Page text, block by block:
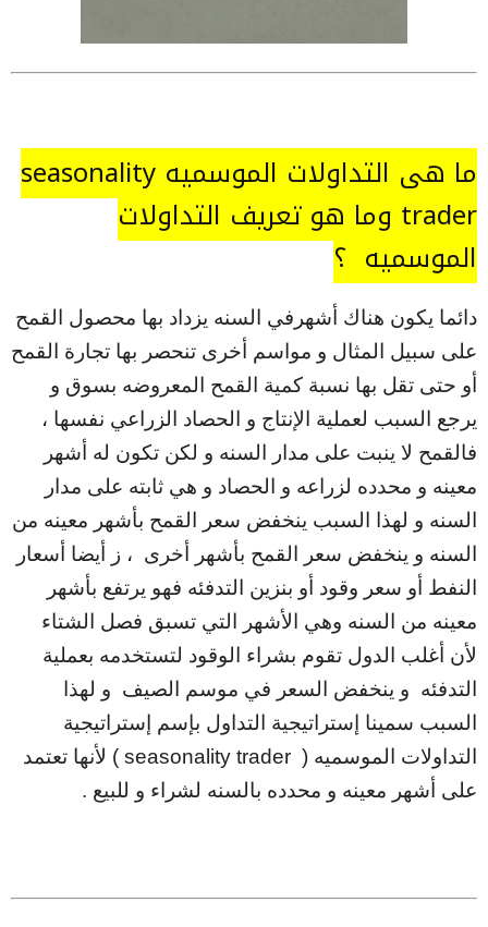
ما هي التداولات الموسميه seasonality
trader وما هو تعريف التداولات
الموسميه ؟
دائما يكون هناك أشهرفي السنه يزداد بها محصول القمح
على سبيل المثال و مواسم أخرى تنحصر بها تجارة القمح
أو حتى تقل بها نسبة كمية القمح المعروضه بسوق و
يرجع السبب لعملية الإنتاج و الحصاد الزراعي نفسها ،
فالقمح لا ينبت على مدار السنه و لكن تكون له أشهر
معينه و محدده لزراعه و الحصاد و هي ثابته على مدار
السنه و لهذا السبب ينخفض سعر القمح بأشهر معينه من
السنه و ينخفض سعر القمح بأشهر أخرى ، ز أيضا أسعار
النفط أو سعر وقود أو بنزين التدفئه فهو يرتفع بأشهر
معينه من السنه وهي الأشهر التي تسبق فصل الشتاء
لأن أغلب الدول تقوم بشراء الوقود لتستخدمه بعملية
التدفئه و ينخفض السعر في موسم الصيف و لهذا
السبب سمينا إستراتيجية التداول بإسم إستراتيجية
التداولات الموسميه ( seasonality trader ) لأنها تعتمد
على أشهر معينه و محدده بالسنه لشراء و للبيع .